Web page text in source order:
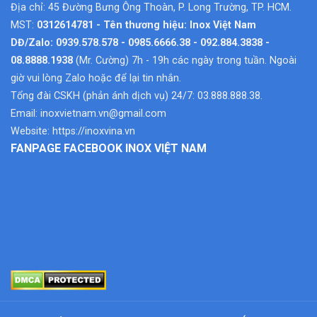
Địa chỉ: 45 Đường Bưng Ông Thoàn, P. Long Trường, TP. HCM.
MST: 0312614781 - Tên thương hiệu: Inox Việt Nam
DĐ/Zalo: 0939.578.578 - 0985.6666.38 - 092.884.3838 -
08.8888.1938 (Mr. Cường) 7h - 19h các ngày trong tuần. Ngoài
giờ vui lòng Zalo hoặc để lại tin nhắn.
Tổng đài CSKH (phản ánh dịch vụ) 24/7: 03.888.888.38.
Email: inoxvietnam.vn@gmail.com
Website: https://inoxvina.vn
FANPAGE FACEBOOK INOX VIỆT NAM